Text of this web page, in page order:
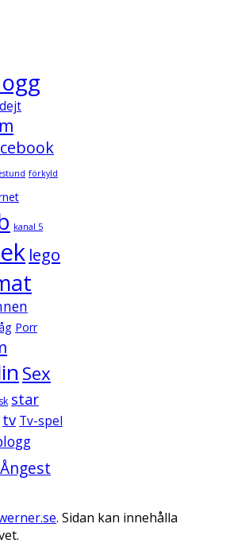
dejt
förkyld
kanal 5
lego
Porr
Sex
star
tv Tv-spel
Ångest
. Sidan kan innehålla